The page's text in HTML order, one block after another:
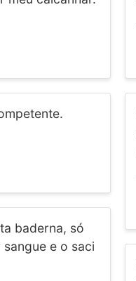
baderna, só
e o saci